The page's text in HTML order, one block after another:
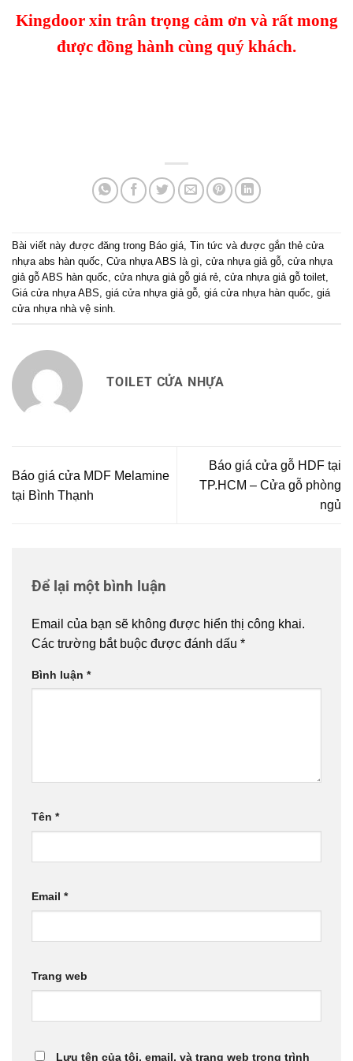
Kingdoor xin trân trọng cảm ơn và rất mong
được đồng hành cùng quý khách.
Bài viết này được đăng trong Báo giá, Tin tức và được gắn thẻ cửa
nhựa abs hàn quốc, Cửa nhựa ABS là gì, cửa nhựa giả gỗ, cửa nhựa
giả gỗ ABS hàn quốc, cửa nhựa giả gỗ giá rẻ, cửa nhựa giả gỗ toilet,
Giá cửa nhựa ABS, giá cửa nhựa giả gỗ, giá cửa nhựa hàn quốc, giá
cửa nhựa nhà vệ sinh.
TOILET CỬA NHỰA
Báo giá cửa MDF Melamine
tại Bình Thạnh
Báo giá cửa gỗ HDF tại
TP.HCM – Cửa gỗ phòng
ngủ
Để lại một bình luận
Email của bạn sẽ không được hiển thị công khai.
Các trường bắt buộc được đánh dấu *
Bình luận *
Tên *
Email *
Trang web
Lưu tên của tôi, email, và trang web trong trình